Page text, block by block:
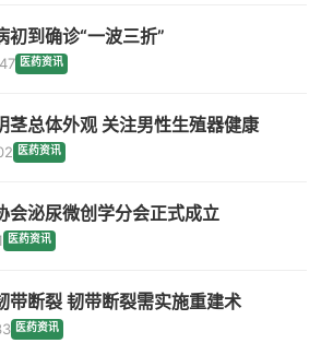
初到确诊“一波三折”
医药资讯
茎总体外观 关注男性生殖器健康
医药资讯
会泌尿微创学分会正式成立
医药资讯
带断裂 韧带断裂需实施重建术
医药资讯